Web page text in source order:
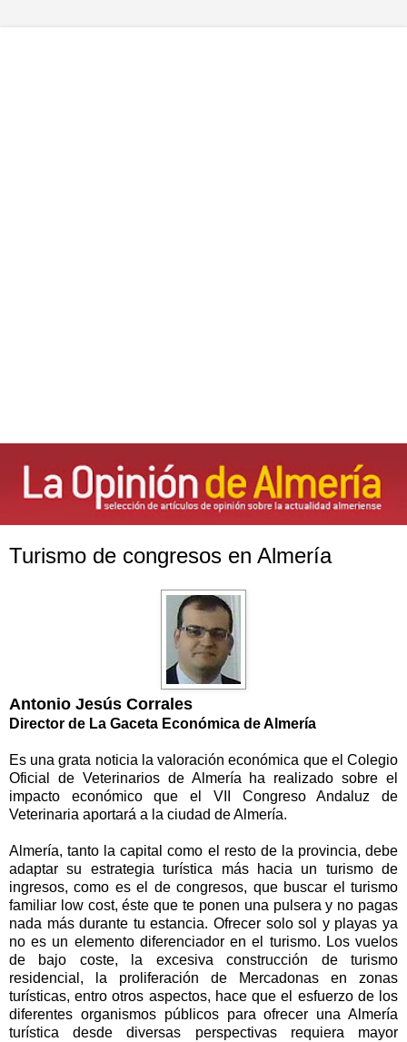
Turismo de congresos en Almería
Antonio Jesús Corrales
Director de La Gaceta Económica de Almería
Es una grata noticia la valoración económica que el Colegio
Oficial de Veterinarios de Almería ha realizado sobre el
impacto económico que el VII Congreso Andaluz de
Veterinaria aportará a la ciudad de Almería.
Almería, tanto la capital como el resto de la provincia, debe
adaptar su estrategia turística más hacia un turismo de
ingresos, como es el de congresos, que buscar el turismo
familiar low cost, éste que te ponen una pulsera y no pagas
nada más durante tu estancia. Ofrecer solo sol y playas ya
no es un elemento diferenciador en el turismo. Los vuelos
de bajo coste, la excesiva construcción de turismo
residencial, la proliferación de Mercadonas en zonas
turísticas, entro otros aspectos, hace que el esfuerzo de los
diferentes organismos públicos para ofrecer una Almería
turística desde diversas perspectivas requiera mayor